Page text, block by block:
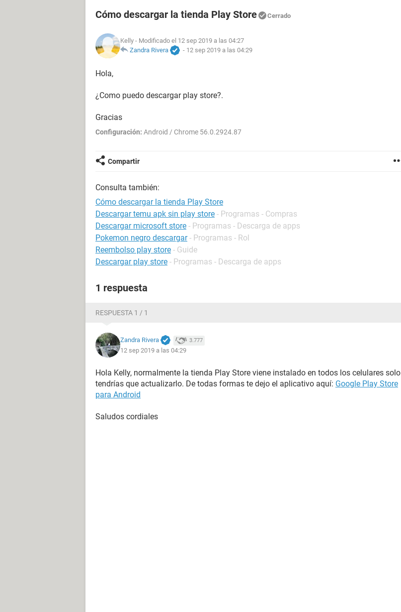
Cómo descargar la tienda Play Store Cerrado
Kelly - Modificado el 12 sep 2019 a las 04:27
Zandra Rivera
- 12 sep 2019 a las 04:29
Hola,
¿Como puedo descargar play store?.
Gracias
Configuración: Android / Chrome 56.0.2924.87
Compartir
Consulta también:
Cómo descargar la tienda Play Store
Descargar temu apk sin play store - Programas - Compras
Descargar microsoft store - Programas - Descarga de apps
Pokemon negro descargar - Programas - Rol
Reembolso play store - Guide
Descargar play store - Programas - Descarga de apps
1 respuesta
RESPUESTA 1 / 1
Zandra Rivera 3.777
12 sep 2019 a las 04:29
Hola Kelly, normalmente la tienda Play Store viene instalado en todos los celulares solo
tendrías que actualizarlo. De todas formas te dejo el aplicativo aquí: Google Play Store
para Android
Saludos cordiales